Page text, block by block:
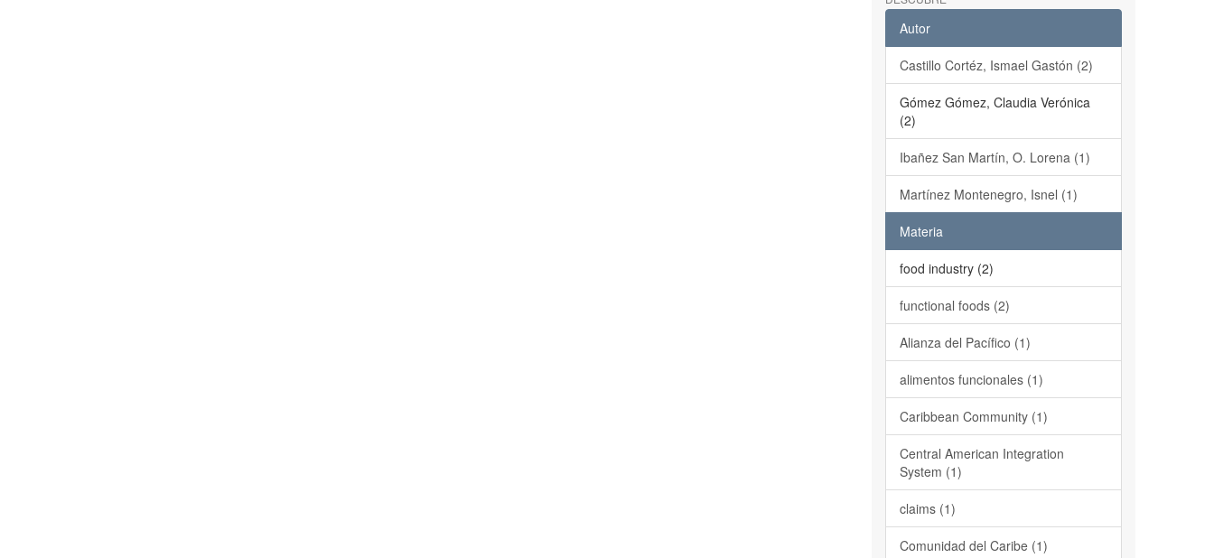
Autor
Castillo Cortéz, Ismael Gastón (2)
Gómez Gómez, Claudia Verónica
(2)
Ibañez San Martín, O. Lorena (1)
Martínez Montenegro, Isnel (1)
Materia
food industry (2)
functional foods (2)
Alianza del Pacífico (1)
alimentos funcionales (1)
Caribbean Community (1)
Central American Integration
System (1)
claims (1)
Comunidad del Caribe (1)